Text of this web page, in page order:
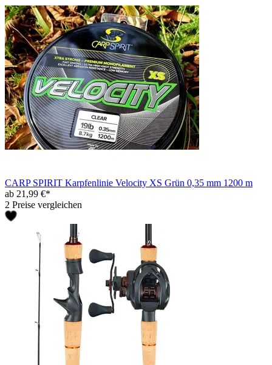
CARP SPIRIT Karpfenlinie Velocity XS Grün 0,35 mm 1200 m
ab 21,99 €*
2 Preise vergleichen